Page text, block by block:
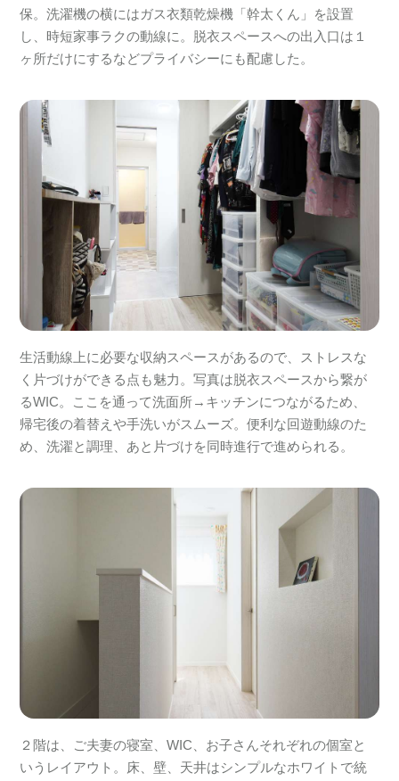
保。洗濯機の横にはガス衣類乾燥機「幹太くん」を設置
し、時短家事ラクの動線に。脱衣スペースへの出入口は１
ヶ所だけにするなどプライバシーにも配慮した。
生活動線上に必要な収納スペースがあるので、ストレスな
く片づけができる点も魅力。写真は脱衣スペースから繋が
るWIC。ここを通って洗面所→キッチンにつながるため、
帰宅後の着替えや手洗いがスムーズ。便利な回遊動線のた
め、洗濯と調理、あと片づけを同時進行で進められる。
２階は、ご夫妻の寝室、WIC、お子さんそれぞれの個室と
いうレイアウト。床、壁、天井はシンプルなホワイトで統